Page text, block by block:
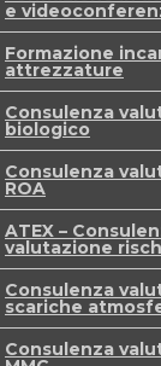
e
Formazione
attrezzature
Consulenza
biologico
Consulenza
ROA
ATEX –
valutazione
Consulenza
scariche
Consulenza